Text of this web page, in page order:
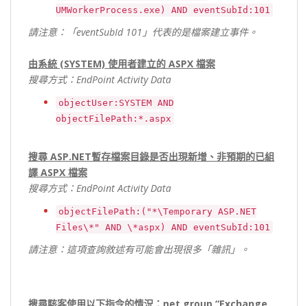
UMWorkerProcess.exe) AND eventSubId:101
請注意：「eventSubId 101」 代表的是檔案建立事件。
由系統 (SYSTEM) 使用者建立的 ASPX 檔案
搜尋方式： EndPoint Activity Data
objectUser:SYSTEM AND
objectFilePath:*.aspx
搜尋 ASP.NET暫存檔案目錄是否出現新增、非預期的已組
譯 ASPX 檔案
搜尋方式： EndPoint Activity Data
objectFilePath:("*\Temporary ASP.NET
Files\*" AND \*aspx) AND eventSubId:101
請注意：這項查詢敘述有可能會出現很多「雜訊」。